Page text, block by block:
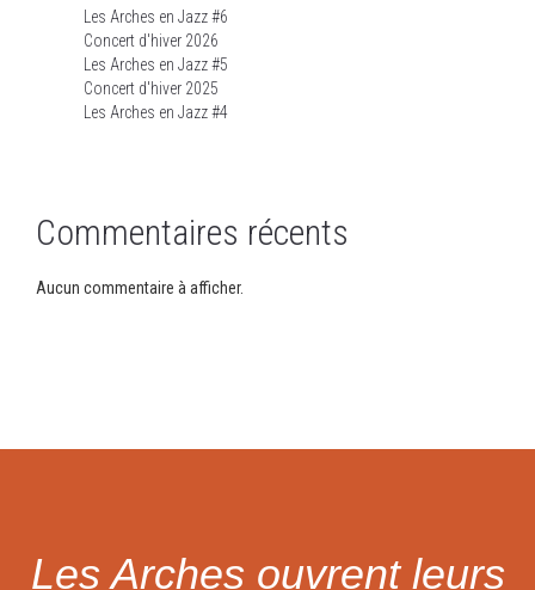
Les Arches en Jazz #6
Concert d'hiver 2026
Les Arches en Jazz #5
Concert d'hiver 2025
Les Arches en Jazz #4
Commentaires récents
Aucun commentaire à afficher.
Les Arches ouvrent leurs